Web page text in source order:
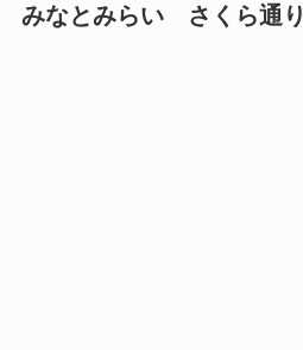
みなとみらい さくら通り